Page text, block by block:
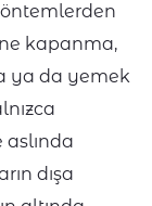
kapanma,
ya da yemek
aslında
dışa